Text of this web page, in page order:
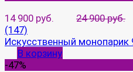
14 900 руб.
24 900 руб.
(147)
Искусственный монопарик
В корзину
-47%